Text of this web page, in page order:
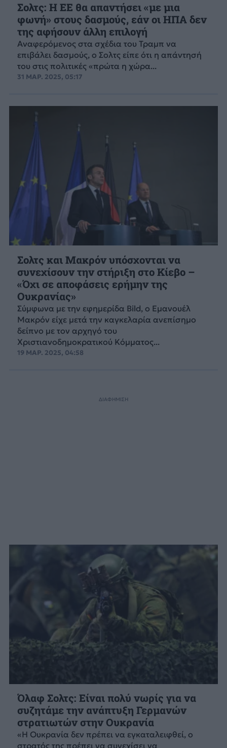
Σολτς: Η ΕΕ θα απαντήσει «με μια
φωνή» στους δασμούς, εάν οι ΗΠΑ δεν
της αφήσουν άλλη επιλογή
Αναφερόμενος στα σχέδια του Τραμπ να
επιβάλει δασμούς, ο Σολτς είπε ότι η απάντησή
του στις πολιτικές «πρώτα η χώρα...
31 ΜΑΡ. 2025, 05:17
Σολτς και Μακρόν υπόσχονται να
συνεχίσουν την στήριξη στο Κίεβο –
«Όχι σε αποφάσεις ερήμην της
Ουκρανίας»
Σύμφωνα με την εφημερίδα Bild, o Εμανουέλ
Μακρόν είχε μετά την καγκελαρία ανεπίσημο
δείπνο με τον αρχηγό του
Χριστιανοδημοκρατικού Κόμματος...
19 ΜΑΡ. 2025, 04:58
Όλαφ Σολτς: Είναι πολύ νωρίς για να
συζητάμε την ανάπτυξη Γερμανών
στρατιωτών στην Ουκρανία
«Η Ουκρανία δεν πρέπει να εγκαταλειφθεί, ο
στρατός της πρέπει να συνεχίσει να
ΔΙΑΦΗΜΙΣΗ